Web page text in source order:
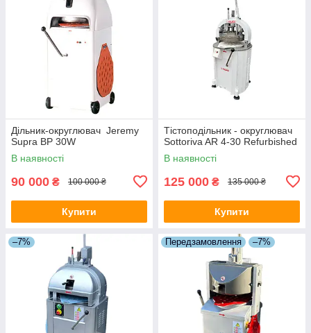
Дільник-округлювач Jeremy
Supra ВP 30W
В наявності
90 000 ₴ 100 000 ₴
Купити
Тістоподільник - округлювач
Sottoriva AR 4-30 Refurbished
В наявності
125 000 ₴ 135 000 ₴
Купити
–7% Передзамовлення –7%